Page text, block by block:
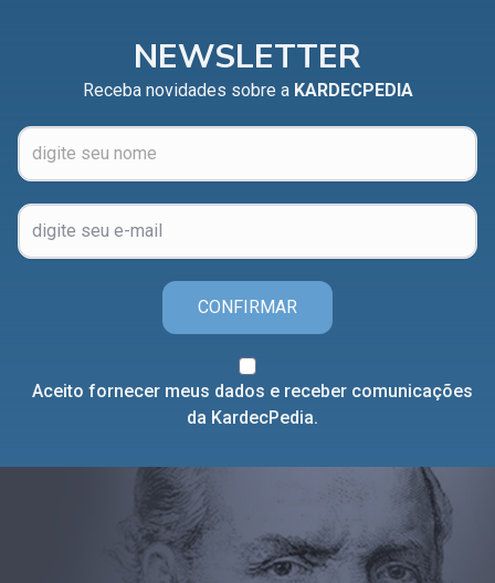
NEWSLETTER
Receba novidades sobre a KARDECPEDIA
CONFIRMAR
Aceito fornecer meus dados e receber comunicações
da KardecPedia.